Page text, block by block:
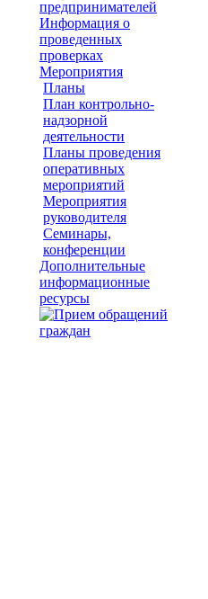
предпринимателей
Информация о
проведенных
проверках
Мероприятия
Планы
План контрольно-
надзорной
деятельности
Планы проведения
оперативных
мероприятий
Мероприятия
руководителя
Семинары,
конференции
Дополнительные
информационные
ресурсы